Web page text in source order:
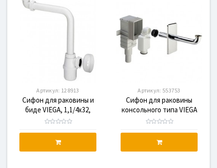
Артикул: 128913
Сифон для раковины и
биде VIEGA, 1,1/4x32,
пластик
Артикул: 553753
Сифон для раковины
консольного типа VIEGA
горизонтальный,